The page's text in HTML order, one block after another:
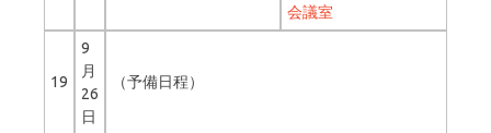
会議室
19
9
月
26
日
（予備日程）